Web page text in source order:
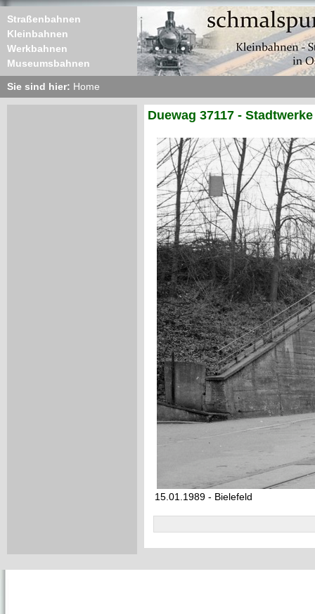
Straßenbahnen
Kleinbahnen
Werkbahnen
Museumsbahnen
Sie sind hier: Home
Duewag 37117 -
15.01.1989 - Bielefeld